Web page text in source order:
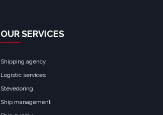
OUR SERVICES
Shipping agency
Logistic services
Stevedoring
Ship management